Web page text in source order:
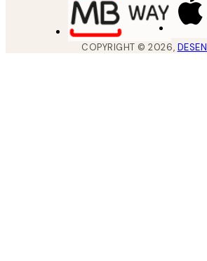
COPYRIGHT ©2026,